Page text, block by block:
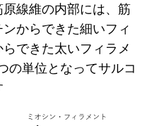
線維の内部には、筋
からできた細いフィ
できた太いフィラメ
の単位となってサルコ